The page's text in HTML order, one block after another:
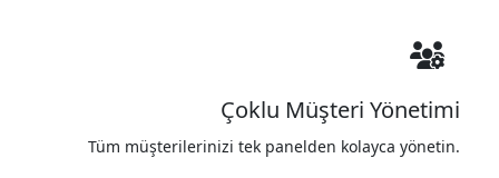
Çoklu Müşteri Yönetimi
Tüm müşterilerinizi tek panelden kolayca yönetin.